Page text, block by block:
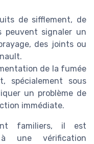
de sifflement, de
peuvent signaler un
des joints ou
de la fumée
spécialement sous
un problème de
immédiate.
familiers, il est
une vérification